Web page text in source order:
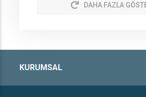
DAHA FAZLA
KURUMSAL